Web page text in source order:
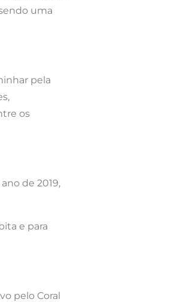
uma
pela
os
de 2019,
e para
pelo Coral